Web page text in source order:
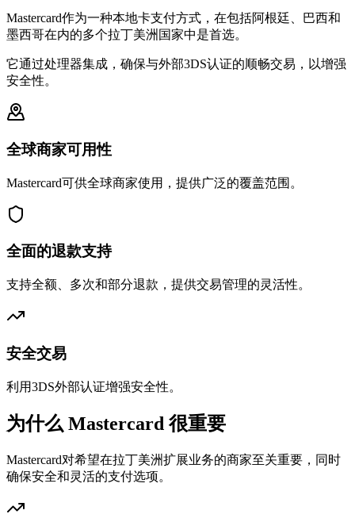
Mastercard作为一种本地卡支付方式，在包括阿根廷、巴西和
墨西哥在内的多个拉丁美洲国家中是首选。
它通过处理器集成，确保与外部3DS认证的顺畅交易，以增强
安全性。
全球商家可用性
Mastercard可供全球商家使用，提供广泛的覆盖范围。
全面的退款支持
支持全额、多次和部分退款，提供交易管理的灵活性。
安全交易
利用3DS外部认证增强安全性。
为什么 Mastercard 很重要
Mastercard对希望在拉丁美洲扩展业务的商家至关重要，同时
确保安全和灵活的支付选项。